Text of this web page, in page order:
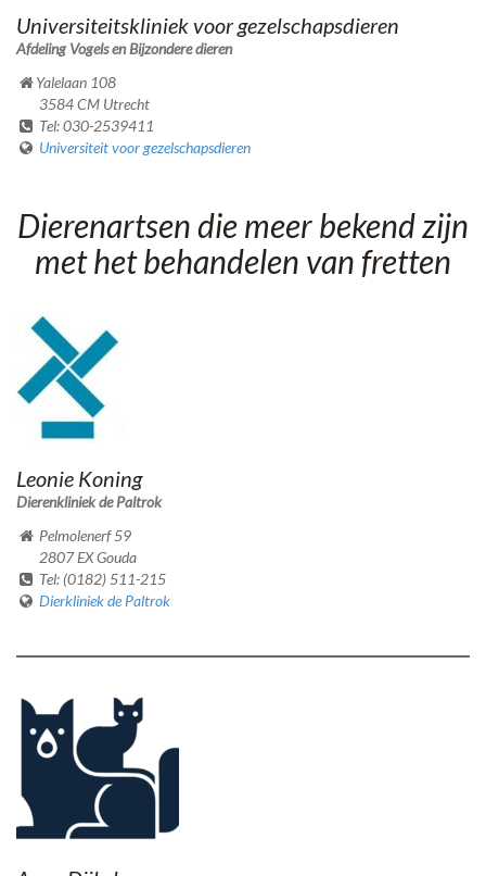
Universiteitskliniek voor gezelschapsdieren
Afdeling Vogels en Bijzondere dieren
Yalelaan 108
3584 CM Utrecht
Tel: 030-2539411
Universiteit voor gezelschapsdieren
Dierenartsen die meer bekend zijn
met het behandelen van fretten
Leonie Koning
Dierenkliniek de Paltrok
Pelmolenerf 59
2807 EX Gouda
Tel: (0182) 511-215
Dierkliniek de Paltrok